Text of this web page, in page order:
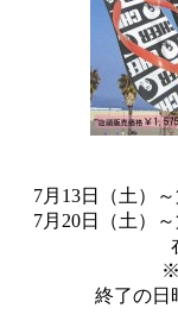
7月13日（土）
7月20日（土）
※
終了の日